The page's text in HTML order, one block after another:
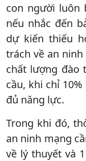
con người luôn
nếu nhắc đến
dự kiến thiếu
trách về an
chất lượng đào
cầu, khi chỉ
đủ năng lực.
Trong khi đó,
an ninh mạng
về lý thuyết và